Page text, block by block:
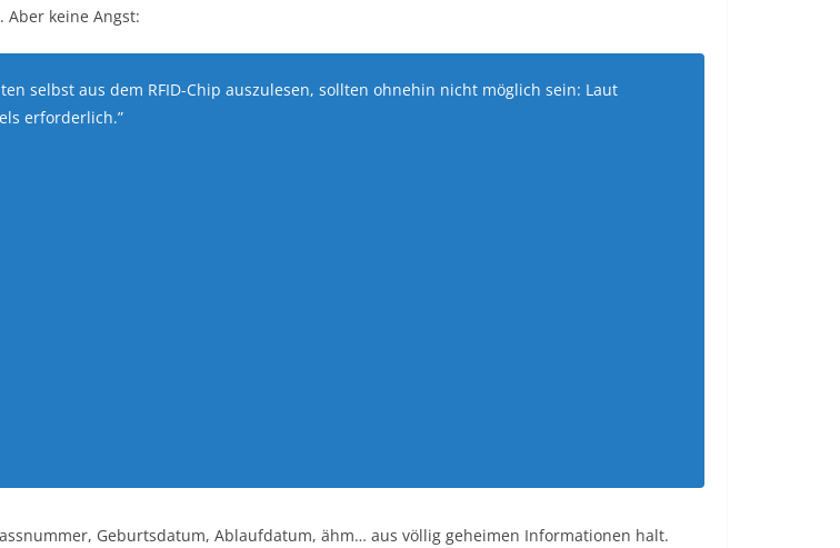
Aber keine Angst:
selbst aus dem RFID-Chip auszulesen, sollten ohnehin nicht möglich sein: Laut
erforderlich.”
Geburtsdatum, Ablaufdatum, ähm… aus völlig geheimen Informationen halt.